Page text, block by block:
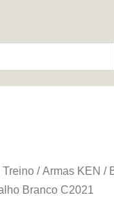
Treino /Armas KEN /
Branco C2021